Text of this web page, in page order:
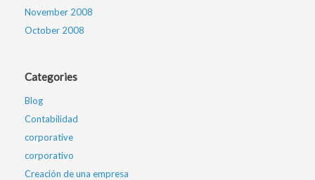
November 2008
October 2008
Categories
Blog
Contabilidad
corporative
corporativo
Creación de una empresa